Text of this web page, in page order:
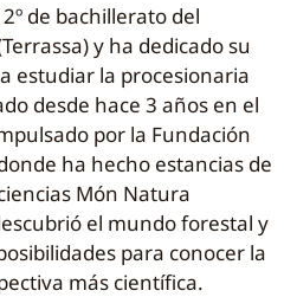
de bachillerato del
y ha dedicado su
estudiar la procesionaria
desde hace 3 años en el
por la Fundación
ha hecho estancias de
Món Natura
el mundo forestal y
para conocer la
más científica.